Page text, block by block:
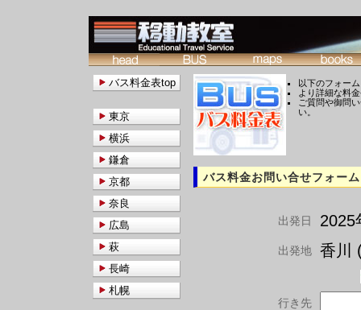
以下のフォー
より詳細な料
ご質問や御問
い。
バス料金お問い合せフォーム
出発日 2025
出発地 香川
行き先
バス料金表top
東京
横浜
鎌倉
京都
奈良
広島
萩
長崎
札幌